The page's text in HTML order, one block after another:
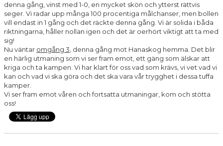
denna gång, vinst med 1-0, en mycket skön och ytterst rättvis
seger. Vi radar upp många 100 procentiga målchanser, men bollen
vill endast in 1 gång och det räckte denna gång. Vi är solida i båda
riktningarna, håller nollan igen och det är oerhört viktigt att ta med
sig!
Nu väntar omgång 3 , denna gång mot Hanaskog hemma. Det blir
en härlig utmaning som vi ser fram emot, ett gäng som älskar att
kriga och ta kampen. Vi har klart för oss vad som krävs, vi vet vad vi
kan och vad vi ska göra och det ska vara vår trygghet i dessa tuffa
kamper.
Vi ser fram emot våren och fortsatta utmaningar, kom och stötta
oss!